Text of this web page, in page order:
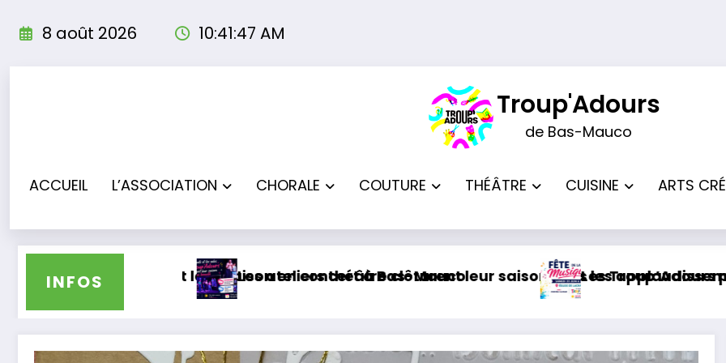
8 août 2026 10:41:48 AM
Troup'Adours
de Bas-Mauco
ACCUEIL L’ASSOCIATION CHORALE COUTURE THÉÂTRE CUISINE ARTS
INFOS
à Bas-Mauco
théâtre clôturent leur saison sous les applaudissementsLes Troup’Adours participeront à la Fête de la Musique à
Dernier